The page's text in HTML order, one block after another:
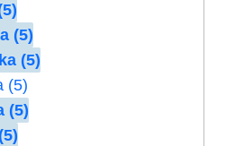
(5)
(5)
(5)
(5)